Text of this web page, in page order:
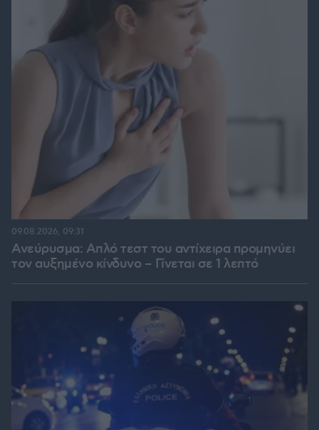
Ανεύρυσμα: Απλό τεστ του αντίχειρα προμηνύει
τον αυξημένο κίνδυνο – Γίνεται σε 1 λεπτό
09.08.2026, 09:31